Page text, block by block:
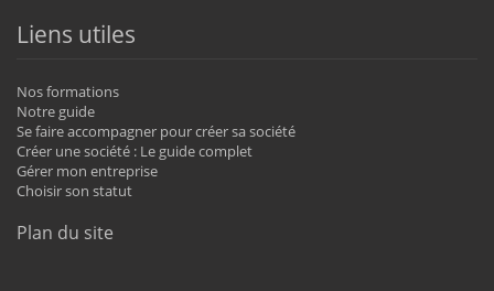
Liens utiles
Nos formations
Notre guide
Se faire accompagner pour créer sa société
Créer une société : Le guide complet
Gérer mon entreprise
Choisir son statut
Plan du site